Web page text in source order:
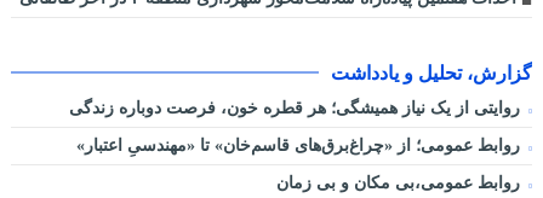
گزارش، تحلیل و یادداشت
روایتی از یک نیاز همیشگی؛ هر قطره خون، فرصت دوباره زندگی
روابط عمومی؛ از «چراغ‌برق‌های قاسم‌خان» تا «مهندسیِ اعتبار»
روابط عمومی،بی مکان و بی زمان